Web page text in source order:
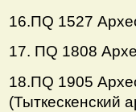
16.ПQ 1527
17. ПQ 1808
18.ПQ 1905
(Тыткескенский